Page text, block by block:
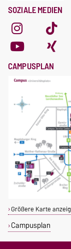
SOZIALE MEDIEN
CAMPUSPLAN
Größere Karte
Campusplan